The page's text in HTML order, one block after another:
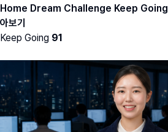
Home Dream Challenge Keep Going
아보기
Keep Going 91